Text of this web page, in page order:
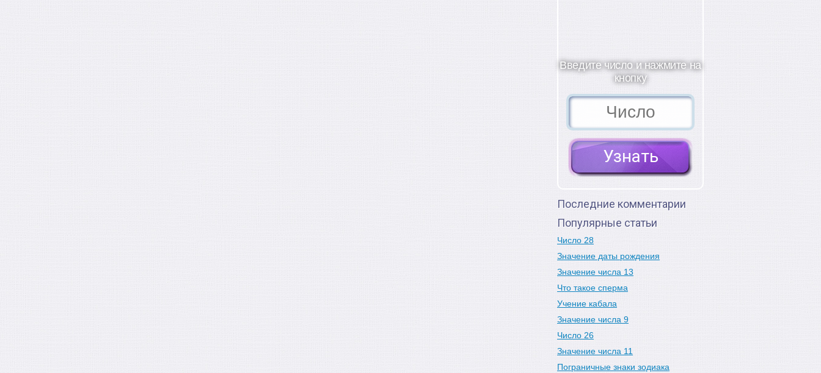
Введите число и нажмите на
кнопку
Последние комментарии
Популярные статьи
Число 28
Значение даты рождения
Значение числа 13
Что такое сперма
Учение кабала
Значение числа 9
Число 26
Значение числа 11
Пограничные знаки зодиака